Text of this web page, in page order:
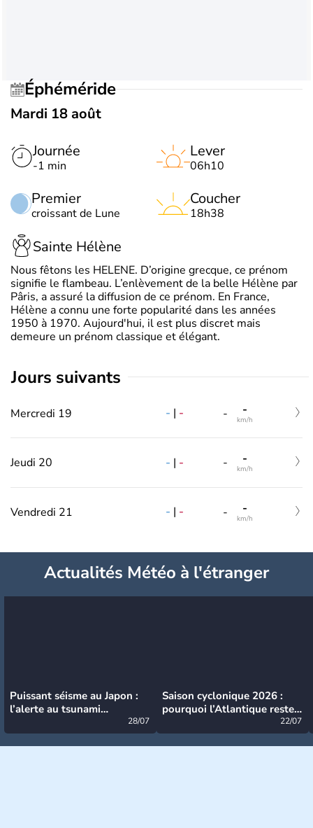
Éphéméride
Mardi 18 août
Journée
-1 min
Premier
croissant de Lune
Lever
06h10
Coucher
18h38
Sainte Hélène
Nous fêtons les HELENE. D’origine grecque, ce prénom
signifie le flambeau. L’enlèvement de la belle Hélène par
Pâris, a assuré la diffusion de ce prénom. En France,
Hélène a connu une forte popularité dans les années
1950 à 1970. Aujourd'hui, il est plus discret mais
demeure un prénom classique et élégant.
jours suivants
Mercredi 19 - | - - -
km/h
Jeudi 20 - | - - -
km/h
Vendredi 21 - | - - -
km/h
Actualités Météo à l'étranger
Puissant séisme au Japon :
l’alerte au tsunami
28/07
Saison cyclonique 2026 :
pourquoi l’Atlantique reste
22/07